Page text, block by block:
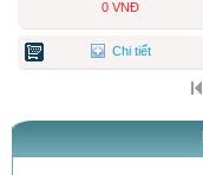
0 VNĐ
Chi tiết